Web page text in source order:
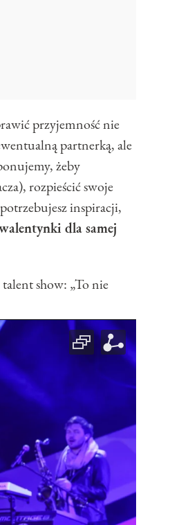
przyjemność nie
partnerką, ale
żeby
rozpieścić swoje
inspiracji,
dla samej
show: „To nie